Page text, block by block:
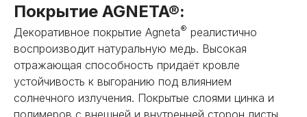
Покрытие AGNETA®:
Декоративное покрытие Agneta® реалистично
воспроизводит натуральную медь. Высокая
отражающая способность придаёт кровле
устойчивость к выгоранию под влиянием
солнечного излучения. Покрытые слоями цинка и
полимеров с внешней и внутренней сторон листы